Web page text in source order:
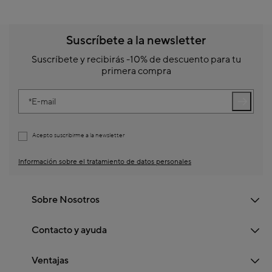
Suscríbete a la newsletter
Suscríbete y recibirás -10% de descuento para tu
primera compra
E-mail
Acepto suscribirme a la newsletter
Información sobre el tratamiento de datos personales
Sobre Nosotros
Contacto y ayuda
Ventajas